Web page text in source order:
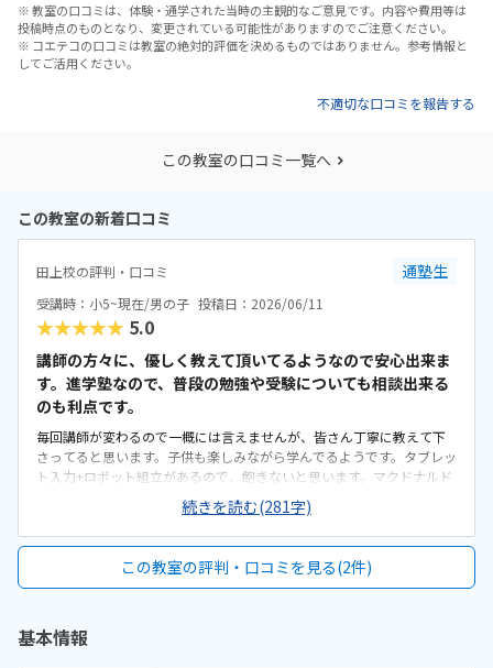
※ 教室の口コミは、体験・通学された当時の主観的なご意見です。内容や費用等は
投稿時点のものとなり、変更されている可能性がありますのでご注意ください。
※ コエテコの口コミは教室の絶対的評価を決めるものではありません。参考情報と
してご活用ください。
不適切な口コミを報告する
この教室の口コミ一覧へ
この教室の新着口コミ
田上校の評判・口コミ 通塾生
受講時：小5~現在/男の子 投稿日：2026/06/11
★★★★★ 5.0
講師の方々に、優しく教えて頂いてるようなので安心出来ま
す。進学塾なので、普段の勉強や受験についても相談出来る
のも利点です。
毎回講師が変わるので一概には言えませんが、皆さん丁寧に教えて下
さってると思います。子供も楽しみながら学んでるようです。タブレッ
ト入力+ロボット組立があるので、飽きないと思います。マクドナルド
との共用駐車場なので土日は、駐車場が混むのと出入りが難しい事が
あります。奥行きあって、開放的だと思います。プログラミングを行う
スペースは手前でした。値段は、妥当だと思います。プログラミング
ます。学習の振り返りメモを毎回頂けるので、何を学んできたかを知
る事が出来る点が良いと思います。今のところなし。ありません。
続きを読む(281字)
この教室の評判・口コミを見る(2件)
基本情報